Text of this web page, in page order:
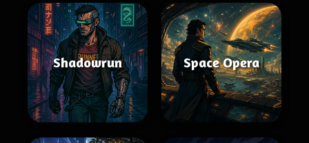
Shadowrun Space Opera